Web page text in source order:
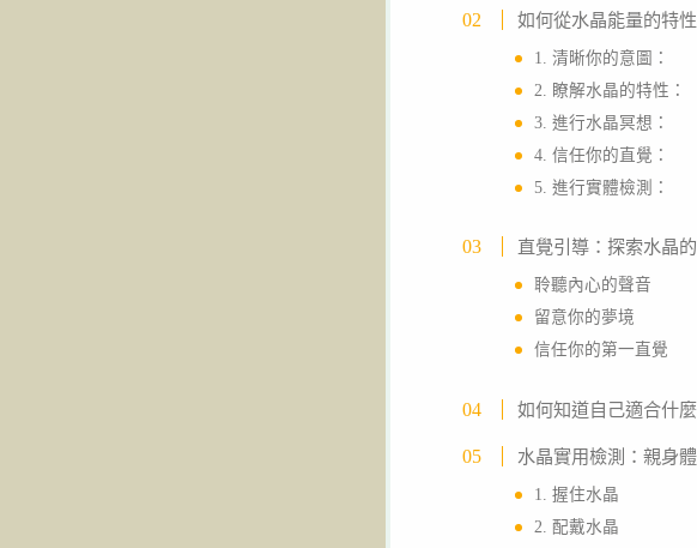
如何從水晶能量的特
1. 清晰你的意圖：
2. 瞭解水晶的特性：
3. 進行水晶冥想：
4. 信任你的直覺：
5. 進行實體檢測：
直覺引導：探索水晶
聆聽內心的聲音
留意你的夢境
信任你的第一直覺
如何知道自己適合什
水晶實用檢測：親身
1. 握住水晶
2. 配戴水晶